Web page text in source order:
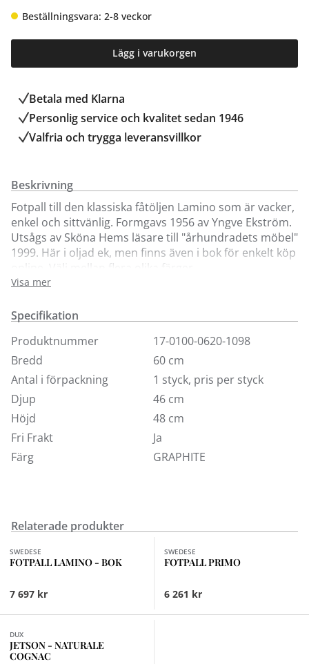
Beställningsvara: 2-8 veckor
Lägg i varukorgen
Betala med Klarna
Personlig service och kvalitet sedan 1946
Valfria och trygga leveransvillkor
Beskrivning
Fotpall till den klassiska fåtöljen Lamino som är vacker,
enkel och sittvänlig. Formgavs 1956 av Yngve Ekström.
Utsågs av Sköna Hems läsare till "århundradets möbel"
1999. Här i oljad ek, men finns även i bok för enkelt köp
online. Välj mellan flera olika färger.
förmånliga paketpriser. Genom att köpa ett färdigt set
kommer från samma s.k färgbad och har samma
nyans.
Fri frakt inom Sverige.
Visa mer
Specifikation
Produktnummer
17-0100-0620-1098
Bredd
60 cm
Antal i förpackning
1 styck, pris per styck
Djup
46 cm
Höjd
48 cm
Fri Frakt
Ja
Färg
GRAPHITE
Relaterade produkter
Finns i fler val (6)
SWEDESE
FOTPALL LAMINO - BOK
7 697 kr
SWEDESE
FOTPALL PRIMO
6 261 kr
DUX
JETSON - NATURALE
COGNAC